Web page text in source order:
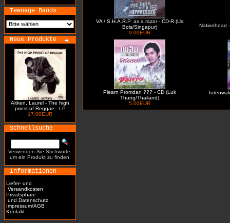
Teenage Bands
Neue Produkte
Aitken, Laurel - The high
priest of Reggae - LP
17.00EUR
Schnellsuche
Verwenden Sie Stichworte,
um ein Produkt zu finden.
Informationen
Liefer- und
Versandkosten
Privatsphäre
und Datenschutz
Impressum/AGB
Kontakt
VA / S.H.A.R.P. as a razor - CD-R (Ua
Bois/Singapur)
9.00EUR
Nationhead
Plearn Promdan ??? - CD (Luk
Thung/Thailand)
5.00EUR